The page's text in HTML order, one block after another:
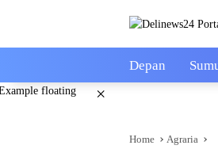
Depan
×
Home Agraria